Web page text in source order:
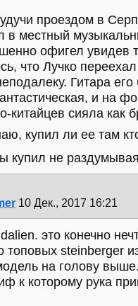
проездом в
в местный
офигел увидев
что Лучко
Гитара
и на
китайцев сияла как
купил ли ее там
купил не
10 Дек., 2017 16:21
это конечно
топовых steinberger
на голову выше.
к которому рука